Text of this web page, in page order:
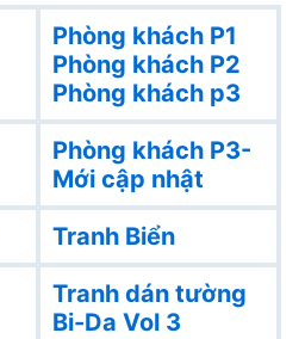
Phòng khách P1
Phòng khách P2
Phòng khách p3
Phòng khách P3-
Mới cập nhật
Tranh Biển
Tranh dán tường
Bi-Da Vol 3